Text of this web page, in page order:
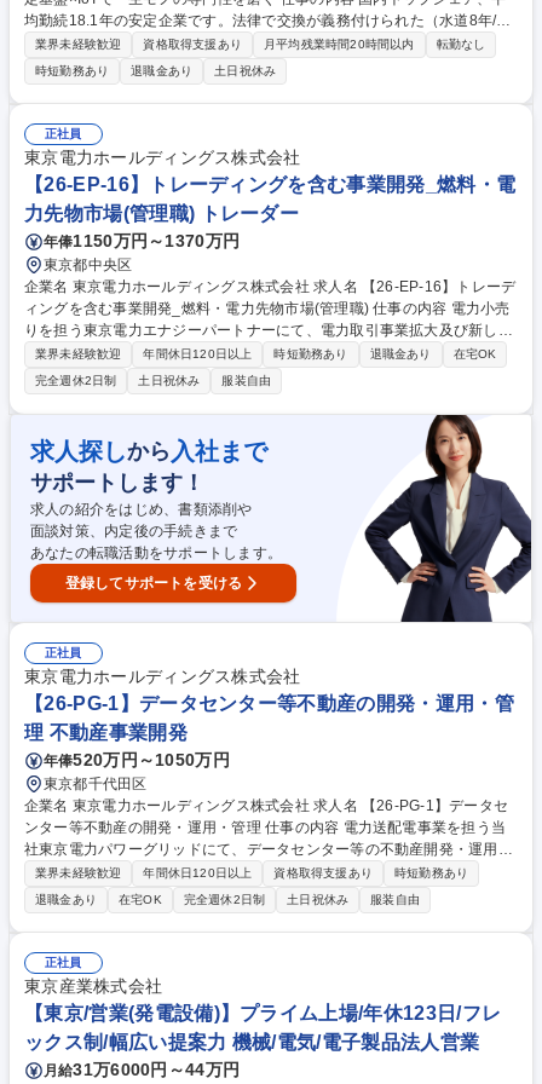
均勤続18.1年の安定企業です。法律で交換が義務付けられた（水道8年/ガ
ス10年）インフラ機器×IoT技術で、自治体等のDX化を支援。未経験から
専門性を武器にできる提案営業です。 ■具体的には：既存顧客（水道局・
ガス会社）への定期訪問を通じ、長期的な信頼を築くスタイルです。計量
法による定期的な交換需要があるため、景気に左右されない安定性が強
み。■入社後の壁：専門知識は必要ですが、1人で抱え込む必要はありませ
ん。完璧主義より「周囲を頼れる素直さ・周囲を巻き込む力」がある方が
活躍中。■環境：拠点メンバーと連携した手厚い教育体制／転勤なしで腰
を据える。 募集職種 金沢｜法人営業◆国内シェアトップの安定基盤×IoT
で一生モノの専門性を磨く
業界未経験歓迎 資格取得支援あり 月平均残業時間20時間以内
転勤なし
時短勤務あり
退職金あり 土日祝休み
正社員
東京電力ホールディングス株式会社
【26-EP-16】トレーディングを含む事業開発_燃料・電
力先物市場(管理職) トレーダー
年俸1150万円～1370万円
東京都中央区
企業名 東京電力ホールディングス株式会社 求人名 【26-EP-16】トレーデ
ィングを含む事業開発_燃料・電力先物市場(管理職) 仕事の内容 電力小売
りを担う東京電力エナジーパートナーにて、電力取引事業拡大及び新しい
取引手法導入において何をすべきか0から企画を担い、経営陣との協議を
通しながら推進していただきます。 トレーディングビジネスの初期段階に
おいて、トレーダー及びチームの管理職として、燃料・電力トレーディン
グ取引業務及びマネジメントに取組んで頂きます。具体的には、チームメ
ンバーと共に、日々の燃料・電力価格を予想し、リスク許容範囲において
先物市場での売買を実施して頂きながら、トレーディングビジネス全体の
流れを把握し、新しい取引手法の検討など事業開発にも携わって頂きま
す。 募集職種 【26-EP-16】トレーディングを含む事業開発_燃料・電力
先物市場(管理職)
業界未経験歓迎 年間休日120日以上 時短勤務あり 退職金あり
在宅OK
完全週休2日制
土日祝休み 服装自由
求人探しから 入社まで
サポートします！
求人の紹介をはじめ、書類添削や
面談対策、内定後の手続きまで
あなたの転職活動をサポートします。
登録してサポートを受ける
正社員
東京電力ホールディングス株式会社
【26-PG-1】データセンター等不動産の開発・運用・管
理 不動産事業開発
年俸520万円～1050万円
東京都千代田区
企業名 東京電力ホールディングス株式会社 求人名 【26-PG-1】データセ
ンター等不動産の開発・運用・管理 仕事の内容 電力送配電事業を担う当
社東京電力パワーグリッドにて、データセンター等の不動産開発・運用に
おいて、アライアンスパートナーと協働しながら、企画から実行までを一
貫して推進いただきます。 ■アライアンスパートナーと共同した、データ
センター不動産の企画立案・協議・実行手続き ■運用フェーズの方針検討
や改善施策検討、関係各所調整 ■開発・運用を担うビークルの設立・管
理、資金調達や会計、各種契約手続 ■経理・財務・法務・経営企画等、関
係部署との連携 ■プロジェクトの進行管理と必要に応じた経営層向け説明
資料作成 ※案件は100億円規模以上の投資を伴うものが中心となります。
募集職種 【26-PG-1】データセンター等不動産の開発・運用・管理
業界未経験歓迎 年間休日120日以上 資格取得支援あり
時短勤務あり
退職金あり
在宅OK 完全週休2日制 土日祝休み 服装自由
正社員
東京産業株式会社
【東京/営業(発電設備)】プライム上場/年休123日/フレ
ックス制/幅広い提案力 機械/電気/電子製品法人営業
月給31万6000円～44万円